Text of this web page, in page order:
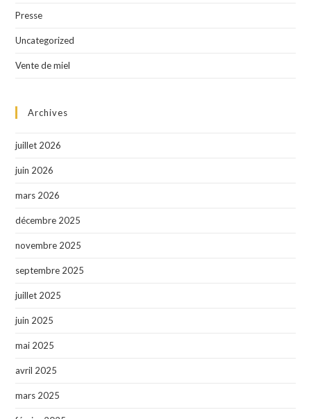
Presse
Uncategorized
Vente de miel
Archives
juillet 2026
juin 2026
mars 2026
décembre 2025
novembre 2025
septembre 2025
juillet 2025
juin 2025
mai 2025
avril 2025
mars 2025